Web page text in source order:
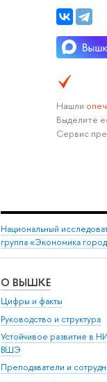
Нашли
Выделите
Сервис
Национальный
группа «Экономика
О ВЫШКЕ
Цифры и факты
Руководство и структура
Устойчивое развитие в
ВШЭ
Преподаватели и